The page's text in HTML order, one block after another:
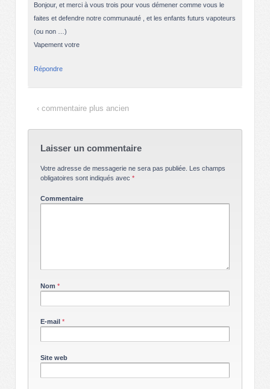
Bonjour, et merci à vous trois pour vous démener comme vous le
faites et defendre notre communauté , et les enfants futurs vapoteurs
(ou non …)
Vapement votre
Répondre
‹ commentaire plus ancien
Laisser un commentaire
Votre adresse de messagerie ne sera pas publiée. Les champs
obligatoires sont indiqués avec *
Commentaire
Nom *
E-mail *
Site web